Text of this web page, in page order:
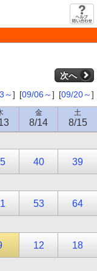
次へ
～] [09/06～] [09/20～]
金
8/14
土
8/15
40 39
53 64
12 18